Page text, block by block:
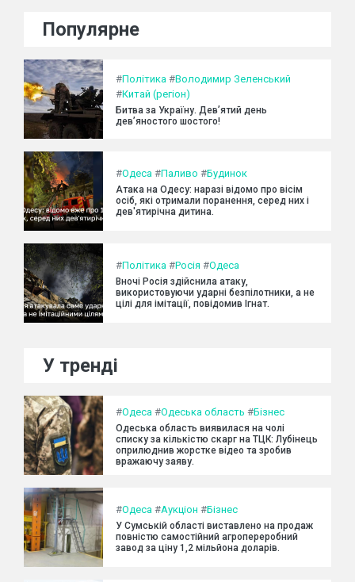
Популярне
#Політика #Володимир Зеленський
#Китай (регіон)
Битва за Україну. Дев’ятий день
дев’яностого шостого!
#Одеса #Паливо #Будинок
Атака на Одесу: наразі відомо про вісім
осіб, які отримали поранення, серед них і
дев'ятирічна дитина.
#Політика #Росія #Одеса
Вночі Росія здійснила атаку,
використовуючи ударні безпілотники, а не
цілі для імітації, повідомив Ігнат.
У тренді
#Одеса #Одеська область #Бізнес
Одеська область виявилася на чолі
списку за кількістю скарг на ТЦК: Лубінець
оприлюднив жорстке відео та зробив
вражаючу заяву.
#Одеса #Аукціон #Бізнес
У Сумській області виставлено на продаж
повністю самостійний агропереробний
завод за ціну 1,2 мільйона доларів.